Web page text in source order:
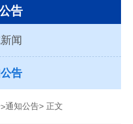
告
闻
告
>通知公告> 正文